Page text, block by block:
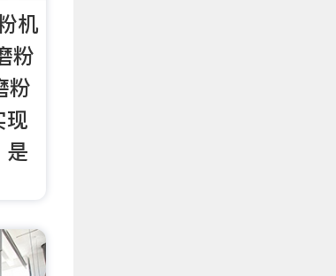
机
粉
粉
现
是